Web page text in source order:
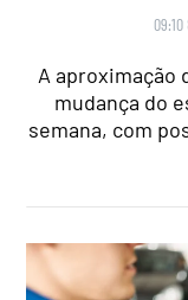
09:10
A aproximação
mudança do
semana, com